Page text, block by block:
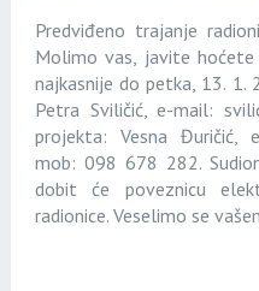
Predviđeno trajanje
Molimo vas, javite
najkasnije do petka, 13.
Petra Sviličić, e-mail:
projekta: Vesna Đuričić,
mob: 098 678 282.
dobit će poveznicu
radionice. Veselimo se